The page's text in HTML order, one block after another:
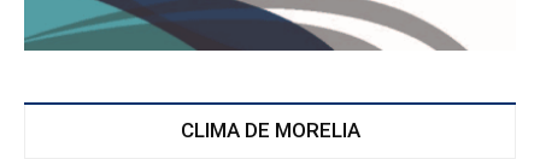
CLIMA DE MORELIA